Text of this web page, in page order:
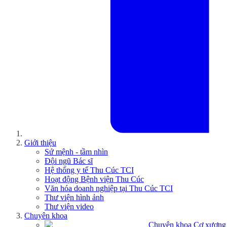
Giới thiệu
Sứ mệnh - tầm nhìn
Đội ngũ Bác sĩ
Hệ thống y tế Thu Cúc TCI
Hoạt động Bệnh viện Thu Cúc
Văn hóa doanh nghiệp tại Thu Cúc TCI
Thư viện hình ảnh
Thư viện video
Chuyên khoa
Chuyên khoa Cơ